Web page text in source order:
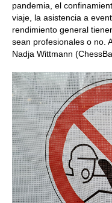
pandemia, el
viaje, la asistencia a
rendimiento general
sean profesionales o no.
Nadja Wittmann